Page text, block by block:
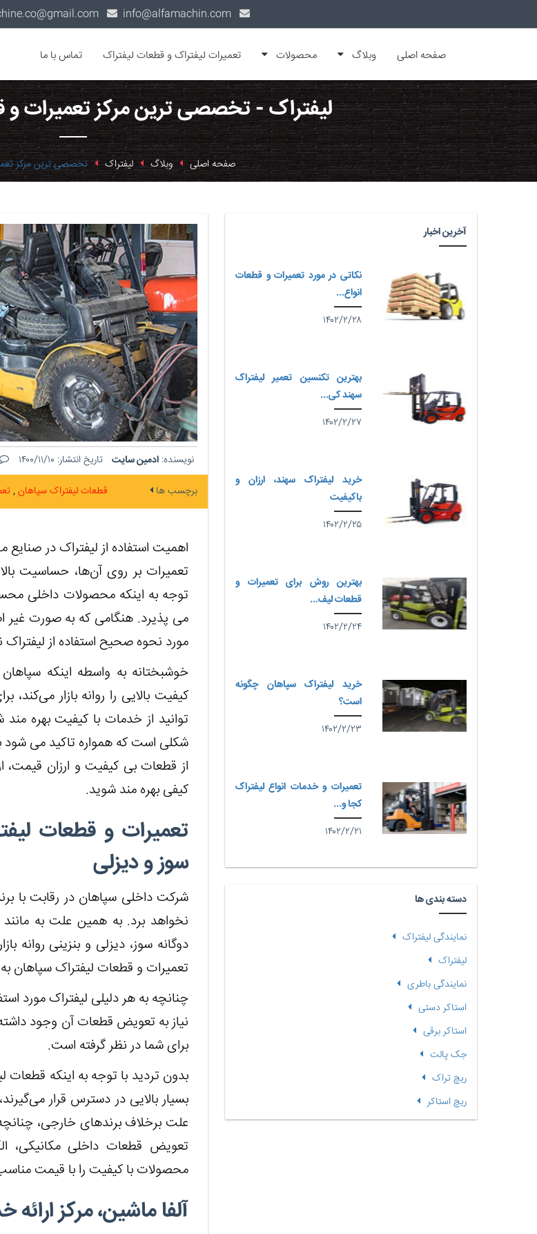
صفحه اصلی وبلاگ محصولات تعمیرات لیفتراک و قطعات لیفتراک تماس با ما
لیفتراک - تخصصی ترین مرکز تعمیرات و
صفحه اصلی وبلاگ لیفتراک تخصصی ترین مرکز
نویسنده: ادمین سایت تاریخ انتشار: ۱۴۰۰/۱۱/۱۰
برچسب ها قطعات لیفتراک سپاهان
اهمیت استفاده از لیفتراک در
تعمیرات بر روی آن‌ها، حساسیت
توجه به اینکه محصولات داخلی
می پذیرد. هنگامی که به صورت غیر
مورد نحوه صحیح استفاده از لیفتراک
خوشبختانه به واسطه اینکه
کیفیت بالایی را روانه‌ بازار
توانید از خدمات با کیفیت بهره
شکلی است که همواره تاکید می شود
از قطعات بی کیفیت و ارزان قیمت،
کیفی بهره مند شوید.
تعمیرات و قطعات
سوز و دیزلی
شرکت داخلی سپاهان در رقابت با
نخواهد برد. به همین علت به
دوگانه سوز، دیزلی و بنزینی روانه
تعمیرات و قطعات لیفتراک سپاهان
چنانچه به هر دلیلی لیفتراک مورد
نیاز به تعویض قطعات آن وجود
برای شما در نظر گرفته است.
بدون تردید با توجه به اینکه
بسیار بالایی در دسترس قرار
علت برخلاف برندهای خارجی،
تعویض قطعات داخلی مکانیکی،
محصولات با کیفیت را با قیمت
آلفا ماشین، مرکز
آخرین اخبار
نکاتی در مورد تعمیرات و قطعات
انواع...
۱۴۰۲/۲/۲۸
بهترین تکنسین تعمیر لیفتراک
سهند کی...
۱۴۰۲/۲/۲۷
خرید لیفتراک سهند، ارزان و
باکیفیت
۱۴۰۲/۲/۲۵
بهترین روش برای تعمیرات و
قطعات لیف...
۱۴۰۲/۲/۲۴
خرید لیفتراک سپاهان چگونه
است؟
۱۴۰۲/۲/۲۳
تعمیرات و خدمات انواع لیفتراک
کجا و...
۱۴۰۲/۲/۲۱
دسته بندی ها
نمایندگی لیفتراک
لیفتراک
نمایندگی باطری
استاکر دستی
استاکر برقی
جک پالت
ریچ تراک
ریچ استاکر